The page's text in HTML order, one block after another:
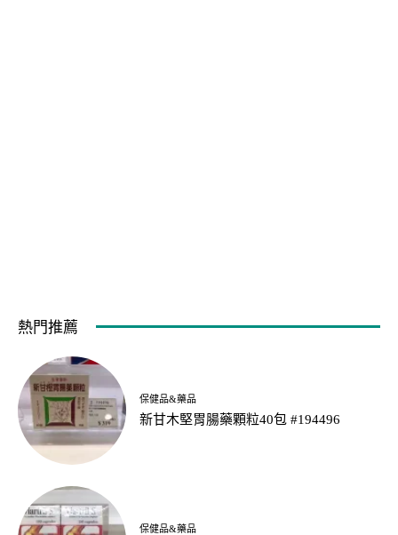
熱門推薦
保健品&藥品
新甘木堅胃腸藥顆粒40包 #194496
保健品&藥品